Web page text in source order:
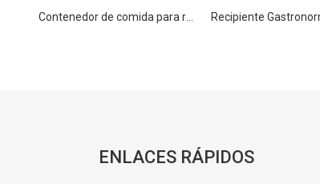
ENLACES RÁPIDOS